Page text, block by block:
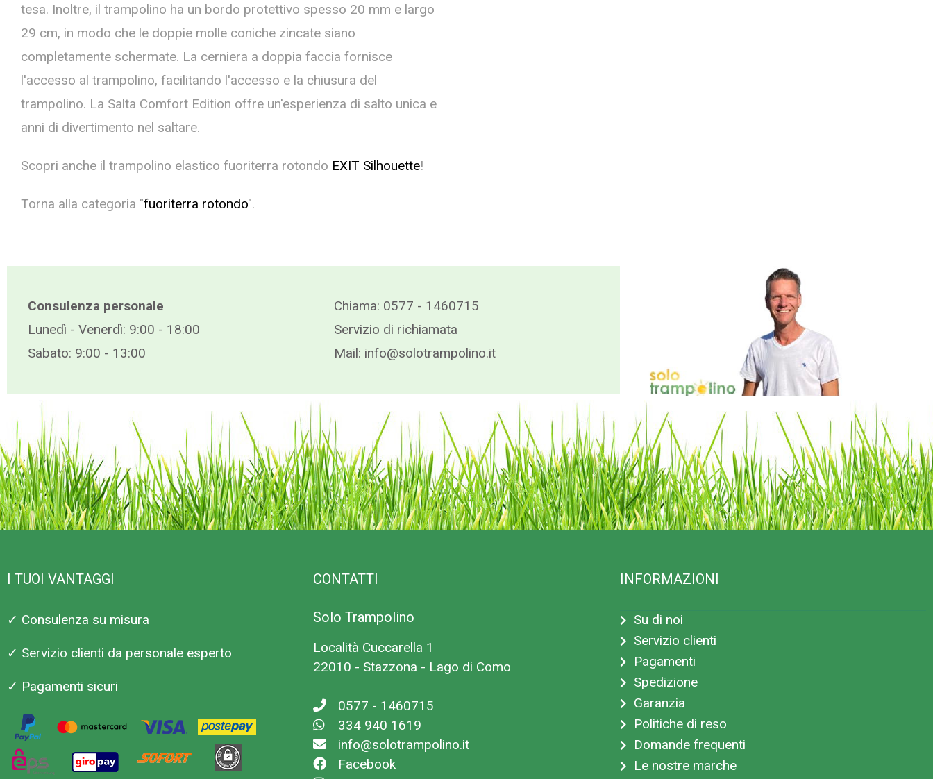
tesa. Inoltre, il trampolino ha un bordo protettivo spesso 20 mm e largo
29 cm, in modo che le doppie molle coniche zincate siano
completamente schermate. La cerniera a doppia faccia fornisce
l'accesso al trampolino, facilitando l'accesso e la chiusura del
trampolino. La Salta Comfort Edition offre un'esperienza di salto unica e
anni di divertimento nel saltare.
Scopri anche il trampolino elastico fuoriterra rotondo EXIT Silhouette!
Torna alla categoria "fuoriterra rotondo".
Consulenza personale
Lunedì - Venerdì: 9:00 - 18:00
Sabato: 9:00 - 13:00
Chiama: 0577 - 1460715
Servizio di richiamata
Mail: info@solotrampolino.it
I TUOI VANTAGGI
✓ Consulenza su misura
✓ Servizio clienti da personale esperto
✓ Pagamenti sicuri
CONTATTI
Solo Trampolino
Località Cuccarella 1
22010 - Stazzona - Lago di Como
0577 - 1460715
334 940 1619
info@solotrampolino.it
Facebook
INFORMAZIONI
Su di noi
Servizio clienti
Pagamenti
Spedizione
Garanzia
Politiche di reso
Domande frequenti
Le nostre marche